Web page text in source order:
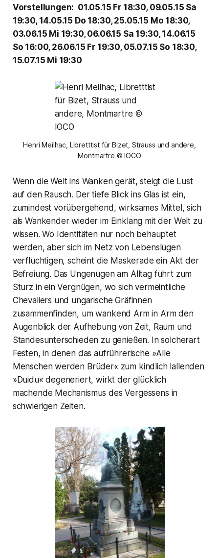
Vorstellungen: 01.05.15 Fr 18:30, 09.05.15 Sa
19:30, 14.05.15 Do 18:30, 25.05.15 Mo 18:30,
03.06.15 Mi 19:30, 06.06.15 Sa 19:30, 14.06.15
So 16:00, 26.06.15 Fr 19:30, 05.07.15 So 18:30,
15.07.15 Mi 19:30
Henri Meilhac, Libretttist für Bizet, Strauss und andere,
Montmartre © IOCO
Wenn die Welt ins Wanken gerät, steigt die Lust
auf den Rausch. Der tiefe Blick ins Glas ist ein,
zumindest vorübergehend, wirksames Mittel, sich
als Wankender wieder im Einklang mit der Welt zu
wissen. Wo Identitäten nur noch behauptet
werden, aber sich im Netz von Lebenslügen
verflüchtigen, scheint die Maskerade ein Akt der
Befreiung. Das Ungenügen am Alltag führt zum
Sturz in ein Vergnügen, wo sich vermeintliche
Chevaliers und ungarische Gräfinnen
zusammenfinden, um wankend Arm in Arm den
Augenblick der Aufhebung von Zeit, Raum und
Standesunterschieden zu genießen. In solcherart
Festen, in denen das aufrührerische »Alle
Menschen werden Brüder« zum kindlich lallenden
»Duidu« degeneriert, wirkt der glücklich
machende Mechanismus des Vergessens in
schwierigen Zeiten.